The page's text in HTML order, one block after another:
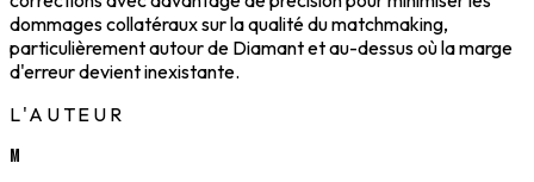
dommages collatéraux sur la qualité du matchmaking,
particulièrement autour de Diamant et au-dessus où la marge
d'erreur devient inexistante.
L'AUTEUR
M